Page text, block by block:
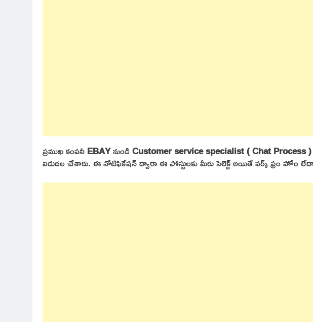
ప్రముఖ కంపనీEBAYనుండిCustomer service specialist ( Chat Process )
విడుదల చేశారు. ఈ నోటిఫికేషన్ ద్వారా ఈ పోస్టులకు మీరు సెలెక్ట్ అయితే వర్క్ ఫ్రం హోం